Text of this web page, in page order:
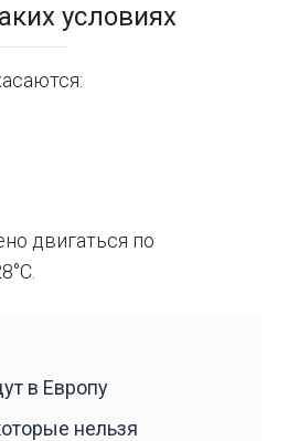
условиях
двигаться по
в Европу
нельзя